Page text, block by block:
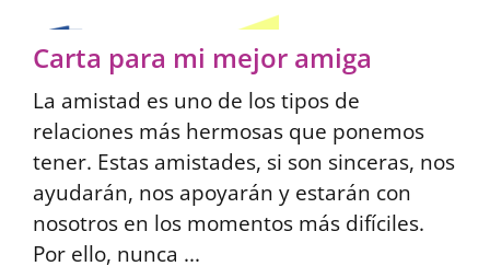
Carta para mi mejor amiga
La amistad es uno de los tipos de
relaciones más hermosas que ponemos
tener. Estas amistades, si son sinceras, nos
ayudarán, nos apoyarán y estarán con
nosotros en los momentos más difíciles.
Por ello, nunca ...